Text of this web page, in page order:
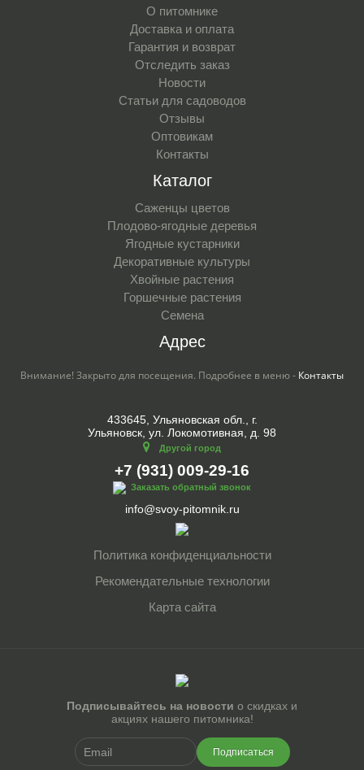
О питомнике
Доставка и оплата
Гарантия и возврат
Отследить заказ
Новости
Статьи для садоводов
Отзывы
Оптовикам
Контакты
Каталог
Саженцы цветов
Плодово-ягодные деревья
Ягодные кустарники
Декоративные культуры
Хвойные растения
Горшечные растения
Семена
Адрес
Внимание! Закрыто для посещения. Подробнее в меню - Контакты
433645, Ульяновская обл., г.
Ульяновск, ул. Локомотивная, д. 98
Другой город
+7 (931) 009-29-16
Заказать обратный звонок
info@svoy-pitomnik.ru
Политика конфиденциальности
Рекомендательные технологии
Карта сайта
Подписывайтесь на новости о скидках и
акциях нашего питомника!
Подписаться